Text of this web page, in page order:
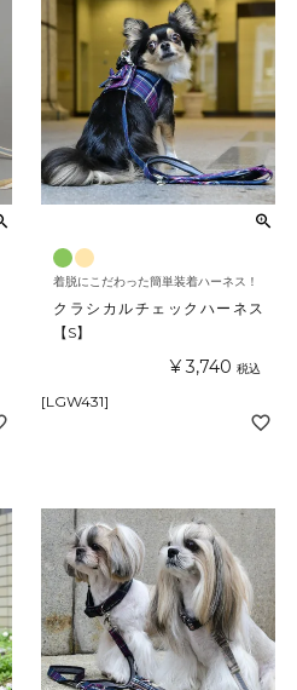
着脱にこだわった簡単装着ハーネス！
クラシカルチェックハーネス
【S】
¥ 3,740 税込
[LGW431]